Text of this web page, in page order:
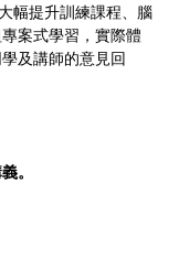
幅提升訓練課程、腦
案式學習，實際體
及講師的意見回
。